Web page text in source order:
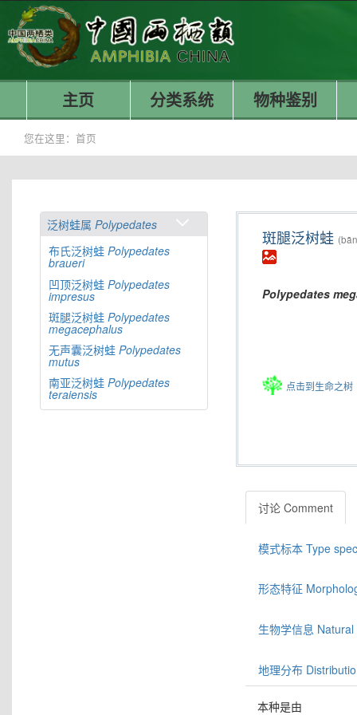
主页 分类系统 物种鉴别
您在这里： 首页
泛树蛙属 Polypedates
布氏泛树蛙 Polypedates
braueri
凹顶泛树蛙 Polypedates
impresus
斑腿泛树蛙 Polypedates
megacephalus
无声囊泛树蛙 Polypedates
mutus
南亚泛树蛙 Polypedates
teraiensis
斑腿泛树蛙
Polypedates
点击到生命之树
讨论 Comment
模式标本 Type
形态特征
生物学信息
地理分布
本种是由